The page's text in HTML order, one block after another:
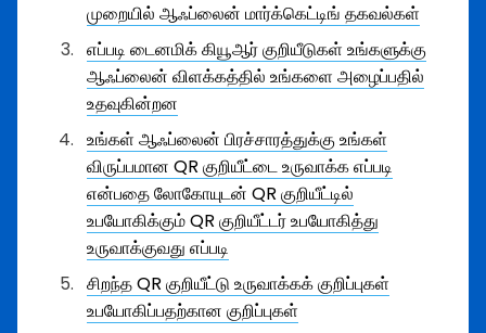
முறையில் ஆஃப்லைன் மார்க்கெட்டிங் தகவல்கள்
எப்படி டைனமிக் கியூஆர் குறியீடுகள் உங்களுக்கு
ஆஃப்லைன் விளக்கத்தில் உங்களை அழைப்பதில்
உதவுகின்றன
உங்கள் ஆஃப்லைன் பிரச்சாரத்துக்கு உங்கள்
விருப்பமான QR குறியீட்டை உருவாக்க எப்படி
என்பதை லோகோயுடன் QR குறியீட்டில்
உபயோகிக்கும் QR குறியீட்டர் உபயோகித்து
உருவாக்குவது எப்படி
சிறந்த QR குறியீட்டு உருவாக்கக் குறிப்புகள்
உபயோகிப்பதற்கான குறிப்புகள்